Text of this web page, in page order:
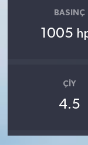
BASINÇ
1005
ÇIY
4.5